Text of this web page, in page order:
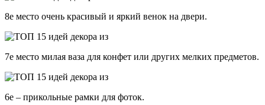
8е место очень красивый и яркий венок на двери.
7е место милая ваза для конфет или других мелких предметов.
6е – прикольные рамки для фоток.